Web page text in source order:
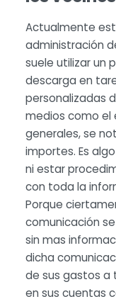
Actualmente
administración
suele utilizar un
descarga en
personalizadas
medios como el
generales, se
importes. Es
ni estar
con toda la
Porque
comunicación
sin mas
dicha
de sus gastos a
en sus cuentas